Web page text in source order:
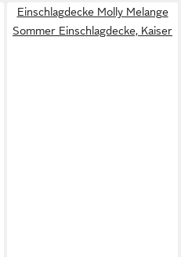
Einschlagdecke Molly Melange
Sommer Einschlagdecke, Kaiser